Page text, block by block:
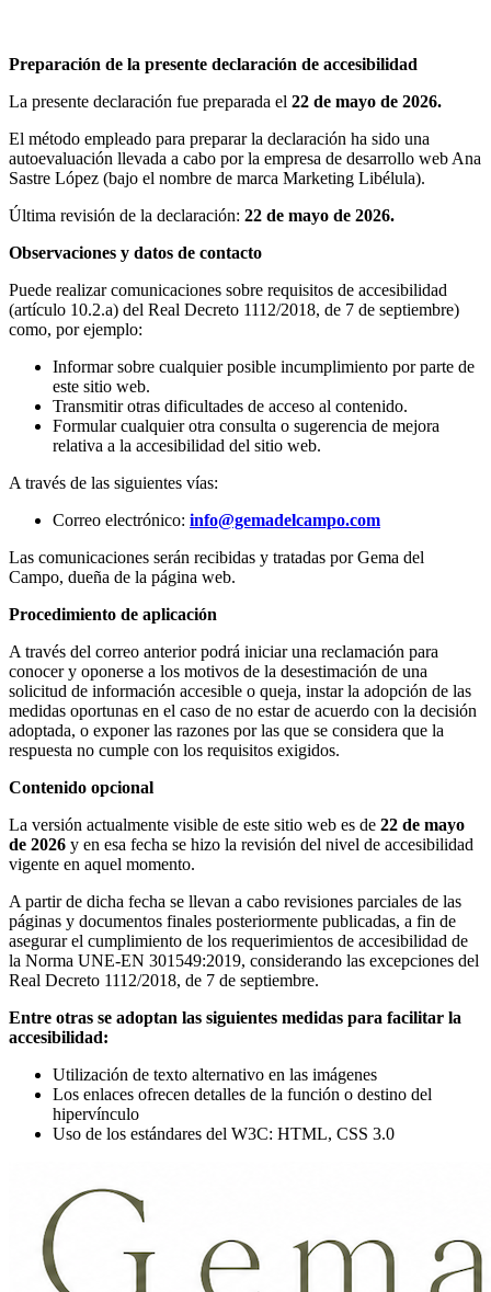
Preparación de la presente declaración de accesibilidad
La presente declaración fue preparada el 22 de mayo de 2026.
El método empleado para preparar la declaración ha sido una
autoevaluación llevada a cabo por la empresa de desarrollo web Ana
Sastre López (bajo el nombre de marca Marketing Libélula).
Última revisión de la declaración: 22 de mayo de 2026.
Observaciones y datos de contacto
Puede realizar comunicaciones sobre requisitos de accesibilidad
(artículo 10.2.a) del Real Decreto 1112/2018, de 7 de septiembre)
como, por ejemplo:
Informar sobre cualquier posible incumplimiento por parte de
este sitio web.
Transmitir otras dificultades de acceso al contenido.
Formular cualquier otra consulta o sugerencia de mejora
relativa a la accesibilidad del sitio web.
A través de las siguientes vías:
Correo electrónico: info@gemadelcampo.com
Las comunicaciones serán recibidas y tratadas por Gema del
Campo, dueña de la página web.
Procedimiento de aplicación
A través del correo anterior podrá iniciar una reclamación para
conocer y oponerse a los motivos de la desestimación de una
solicitud de información accesible o queja, instar la adopción de las
medidas oportunas en el caso de no estar de acuerdo con la decisión
adoptada, o exponer las razones por las que se considera que la
respuesta no cumple con los requisitos exigidos.
Contenido opcional
La versión actualmente visible de este sitio web es de 22 de mayo
de 2026 y en esa fecha se hizo la revisión del nivel de accesibilidad
vigente en aquel momento.
A partir de dicha fecha se llevan a cabo revisiones parciales de las
páginas y documentos finales posteriormente publicadas, a fin de
asegurar el cumplimiento de los requerimientos de accesibilidad de
la Norma UNE-EN 301549:2019, considerando las excepciones del
Real Decreto 1112/2018, de 7 de septiembre.
Entre otras se adoptan las siguientes medidas para facilitar la
accesibilidad:
Utilización de texto alternativo en las imágenes
Los enlaces ofrecen detalles de la función o destino del
hipervínculo
Uso de los estándares del W3C: HTML, CSS 3.0